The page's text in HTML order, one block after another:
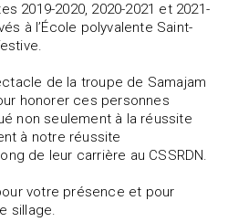
2019-2020, 2020-2021 et 2021-
à l’École polyvalente Saint-
de la troupe de Samajam
honorer ces personnes
non seulement à la réussite
à notre réussite
de leur carrière au CSSRDN.
votre présence et pour
sillage.